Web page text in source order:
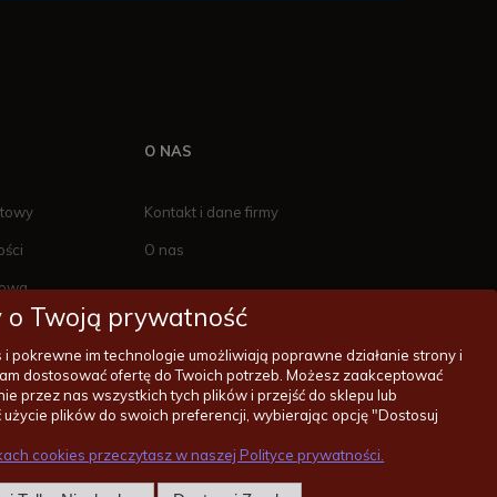
O NAS
Kontakt i dane firmy
O nas
55 zakupy@wentylatorysufitowe.pl
o Twoją prywatność
i pokrewne im technologie umożliwiają poprawne działanie strony i
dostosować ofertę do Twoich potrzeb. Możesz zaakceptować
przez nas wszystkich tych plików i przejść do sklepu lub
plików do swoich preferencji, wybierając opcję "Dostosuj
cookies przeczytasz w naszej Polityce prywatności.